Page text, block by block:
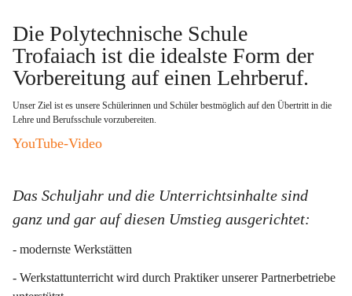
Die Polytechnische Schule
Trofaiach ist die idealste Form der
Vorbereitung auf einen Lehrberuf.
Unser Ziel ist es unsere Schülerinnen und Schüler bestmöglich auf den Übertritt in die
Lehre und Berufsschule vorzubereiten.
YouTube-Video
Das Schuljahr und die Unterrichtsinhalte sind
ganz und gar auf diesen Umstieg ausgerichtet:
- modernste Werkstätten
- Werkstattunterricht wird durch Praktiker unserer Partnerbetriebe